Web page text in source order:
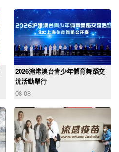
2026滬港澳台青少年體育舞蹈交
流活動舉行
08-08